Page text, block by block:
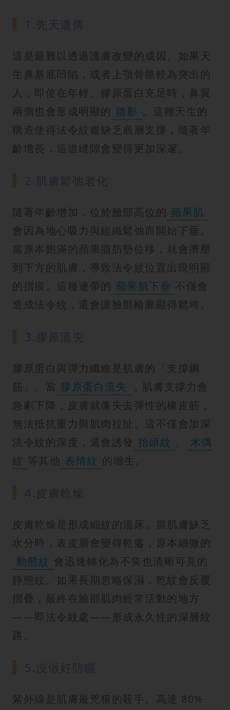
這是最難以透過護膚改變的成因。如果天
生鼻基底凹陷，或者上顎骨骼較為突出的
人，即使在年輕、膠原蛋白充足時，鼻翼
兩側也會形成明顯的 陰影
。這種天生的
構造使得法令紋處缺乏底層支撐，隨著年
齡增長，這道縫隙會變得更加深邃。
隨著年齡增加，位於臉部高位的 蘋果肌
會因為地心吸力與組織鬆弛而開始下垂。
當原本飽滿的蘋果脂肪墊位移，就會擠壓
到下方的肌膚，導致法令紋位置出現明顯
的摺痕。這種連帶的 蘋果肌下垂 不僅會
造成法令紋，還會讓臉部輪廓顯得鬆垮。
膠原蛋白與彈力纖維是肌膚的「支撐鋼
筋」。當 膠原蛋白流失
，肌膚支撐力會
急劇下降，皮膚就像失去彈性的橡皮筋，
無法抵抗重力與肌肉拉扯。這不僅會加深
法令紋的深度，還會誘發 抬頭紋 、
木偶
紋 等其他 表情紋 的增生。
皮膚乾燥是形成細紋的溫床。當肌膚缺乏
水分時，表皮層會變得乾癟，原本細微的
動態紋 會迅速轉化為不笑也清晰可見的
靜態紋。如果長期忽略保濕，乾紋會反覆
摺疊，最終在臉部肌肉經常活動的地方
——即法令紋處——形成永久性的深層紋
路。
紫外線是肌膚最兇狠的殺手。高達 80%